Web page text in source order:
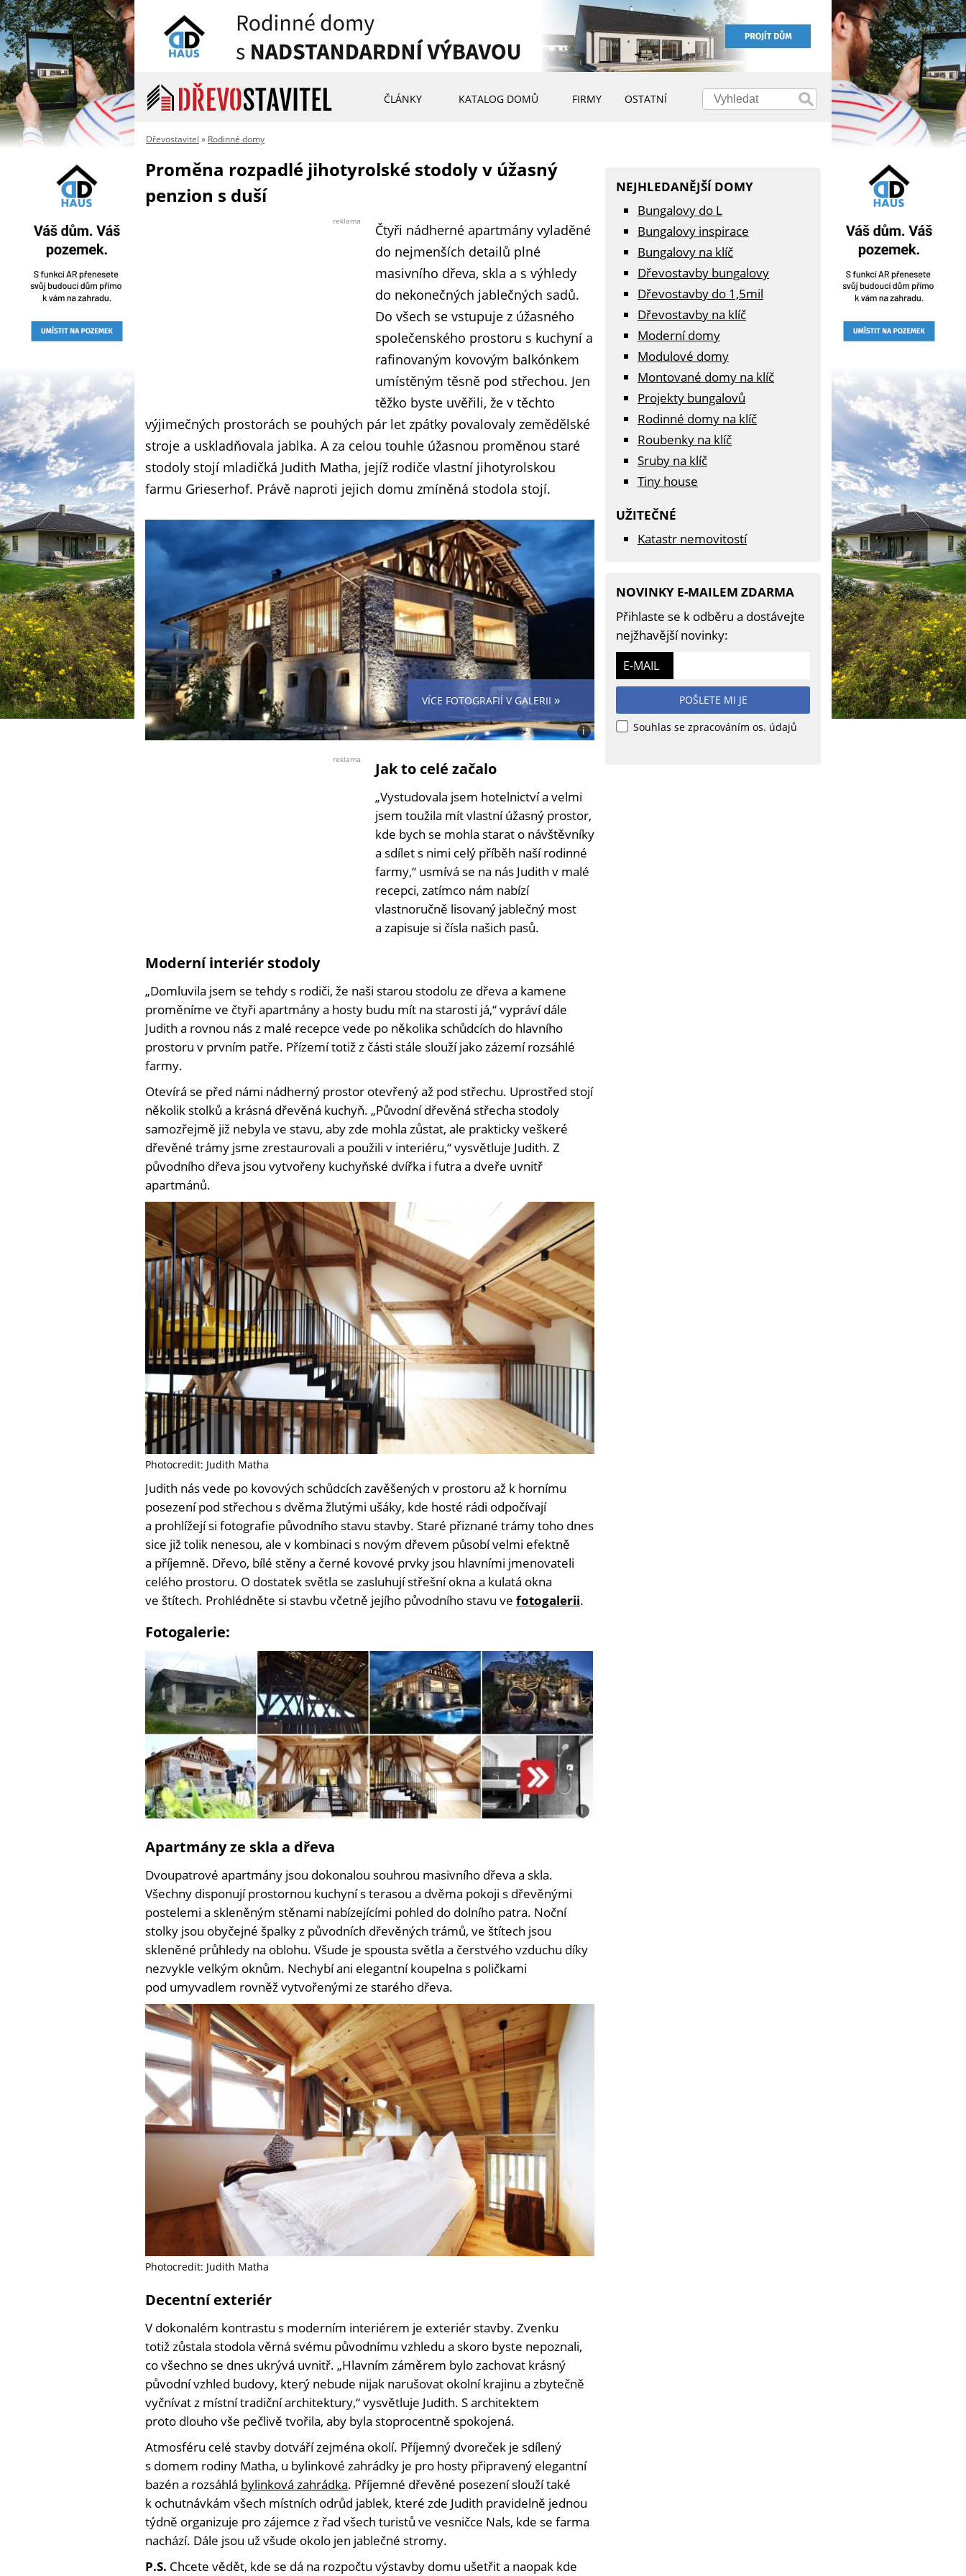
ČLÁNKY KATALOG DOMŮ FIRMY OSTATNÍ
Dřevostavitel » Rodinné domy
Proměna rozpadlé jihotyrolské stodoly v úžasný
penzion s duší
reklama
Čtyři nádherné apartmány vyladěné
do nejmenších detailů plné
masivního dřeva, skla a s výhledy
do nekonečných jablečných sadů.
Do všech se vstupuje z úžasného
společenského prostoru s kuchyní a
rafinovaným kovovým balkónkem
umístěným těsně pod střechou. Jen
těžko byste uvěřili, že v těchto
výjimečných prostorách se pouhých pár let zpátky povalovaly zemědělské
stroje a uskladňovala jablka. A za celou touhle úžasnou proměnou staré
stodoly stojí mladičká Judith Matha, jejíž rodiče vlastní jihotyrolskou
farmu Grieserhof. Právě naproti jejich domu zmíněná stodola stojí.
VÍCE FOTOGRAFIÍ V GALERII »
i
Foto:
reklama Jak to celé začalo
„Vystudovala jsem hotelnictví a velmi
jsem toužila mít vlastní úžasný prostor,
kde bych se mohla starat o návštěvníky
a sdílet s nimi celý příběh naší rodinné
farmy,“ usmívá se na nás Judith v malé
recepci, zatímco nám nabízí
vlastnoručně lisovaný jablečný most
a zapisuje si čísla našich pasů.
Moderní interiér stodoly
„Domluvila jsem se tehdy s rodiči, že naši starou stodolu ze dřeva a kamene
proměníme ve čtyři apartmány a hosty budu mít na starosti já,“ vypráví dále
Judith a rovnou nás z malé recepce vede po několika schůdcích do hlavního
prostoru v prvním patře. Přízemí totiž z části stále slouží jako zázemí rozsáhlé
farmy.
Otevírá se před námi nádherný prostor otevřený až pod střechu. Uprostřed stojí
několik stolků a krásná dřevěná kuchyň. „Původní dřevěná střecha stodoly
samozřejmě již nebyla ve stavu, aby zde mohla zůstat, ale prakticky veškeré
dřevěné trámy jsme zrestaurovali a použili v interiéru,“ vysvětluje Judith. Z
původního dřeva jsou vytvořeny kuchyňské dvířka i futra a dveře uvnitř
apartmánů.
Photocredit: Judith Matha
Judith nás vede po kovových schůdcích zavěšených v prostoru až k hornímu
posezení pod střechou s dvěma žlutými ušáky, kde hosté rádi odpočívají
a prohlížejí si fotografie původního stavu stavby. Staré přiznané trámy toho dnes
sice již tolik nenesou, ale v kombinaci s novým dřevem působí velmi efektně
a příjemně. Dřevo, bílé stěny a černé kovové prvky jsou hlavními jmenovateli
celého prostoru. O dostatek světla se zasluhují střešní okna a kulatá okna
ve štítech. Prohlédněte si stavbu včetně jejího původního stavu ve fotogalerii.
Fotogalerie:
i
Foto:
Apartmány ze skla a dřeva
Dvoupatrové apartmány jsou dokonalou souhrou masivního dřeva a skla.
Všechny disponují prostornou kuchyní s terasou a dvěma pokoji s dřevěnými
postelemi a skleněným stěnami nabízejícími pohled do dolního patra. Noční
stolky jsou obyčejné špalky z původních dřevěných trámů, ve štítech jsou
skleněné průhledy na oblohu. Všude je spousta světla a čerstvého vzduchu díky
nezvykle velkým oknům. Nechybí ani elegantní koupelna s poličkami
pod umyvadlem rovněž vytvořenými ze starého dřeva.
Photocredit: Judith Matha
Decentní exteriér
V dokonalém kontrastu s moderním interiérem je exteriér stavby. Zvenku
totiž zůstala stodola věrná svému původnímu vzhledu a skoro byste nepoznali,
co všechno se dnes ukrývá uvnitř. „Hlavním záměrem bylo zachovat krásný
původní vzhled budovy, který nebude nijak narušovat okolní krajinu a zbytečně
vyčnívat z místní tradiční architektury,“ vysvětluje Judith. S architektem
proto dlouho vše pečlivě tvořila, aby byla stoprocentně spokojená.
Atmosféru celé stavby dotváří zejména okolí. Příjemný dvoreček je sdílený
s domem rodiny Matha, u bylinkové zahrádky je pro hosty připravený elegantní
bazén a rozsáhlá bylinková zahrádka. Příjemné dřevěné posezení slouží také
k ochutnávkám všech místních odrůd jablek, které zde Judith pravidelně jednou
týdně organizuje pro zájemce z řad všech turistů ve vesničce Nals, kde se farma
nachází. Dále jsou už všude okolo jen jablečné stromy.
P.S. Chcete vědět, kde se dá na rozpočtu výstavby domu ušetřit a naopak kde
NEJHLEDANĚJŠÍ DOMY
Bungalovy do L
Bungalovy inspirace
Bungalovy na klíč
Dřevostavby bungalovy
Dřevostavby do 1,5mil
Dřevostavby na klíč
Moderní domy
Modulové domy
Montované domy na klíč
Projekty bungalovů
Rodinné domy na klíč
Roubenky na klíč
Sruby na klíč
Tiny house
UŽITEČNÉ
Katastr nemovitostí
NOVINKY E-MAILEM ZDARMA
Přihlaste se k odběru a dostávejte
nejžhavější novinky:
E-MAIL
POŠLETE MI JE
Souhlas se zpracováním os. údajů